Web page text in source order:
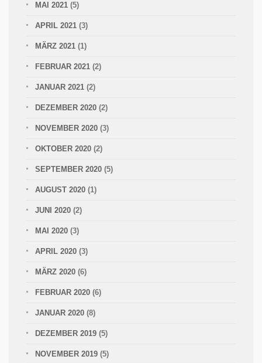
MAI 2021 (5)
APRIL 2021 (3)
MÄRZ 2021 (1)
FEBRUAR 2021 (2)
JANUAR 2021 (2)
DEZEMBER 2020 (2)
NOVEMBER 2020 (3)
OKTOBER 2020 (2)
SEPTEMBER 2020 (5)
AUGUST 2020 (1)
JUNI 2020 (2)
MAI 2020 (3)
APRIL 2020 (3)
MÄRZ 2020 (6)
FEBRUAR 2020 (6)
JANUAR 2020 (8)
DEZEMBER 2019 (5)
NOVEMBER 2019 (5)